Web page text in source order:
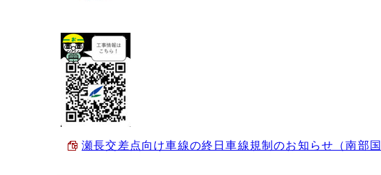
瀬長交差点向け車線の終日車線規制のお知らせ（南部